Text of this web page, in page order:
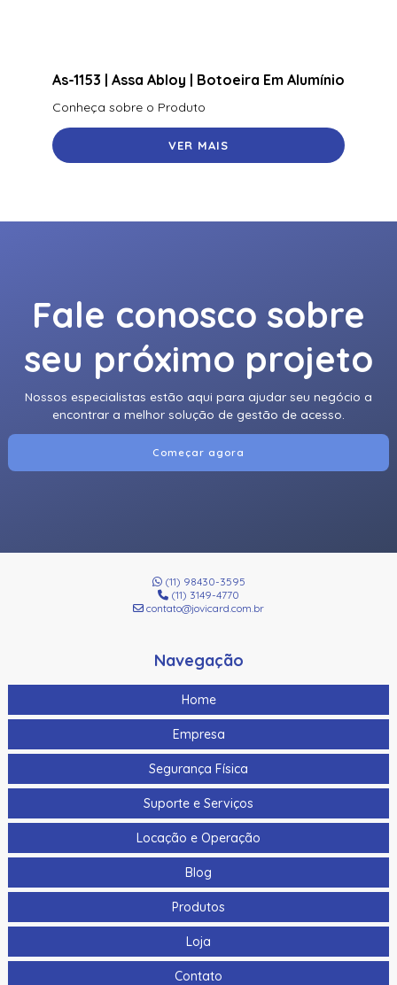
As-1153 | Assa Abloy | Botoeira Em Alumínio
Conheça sobre o Produto
VER MAIS
Fale conosco sobre
seu próximo projeto
Nossos especialistas estão aqui para ajudar seu negócio a
encontrar a melhor solução de gestão de acesso.
Começar agora
(11) 98430-3595
(11) 3149-4770
contato@jovicard.com.br
Navegação
Home
Empresa
Segurança Física
Suporte e Serviços
Locação e Operação
Blog
Produtos
Loja
Contato